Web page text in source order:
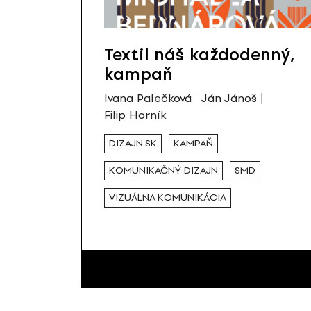
Textil náš každodenný,
kampaň
Ivana Palečková
Ján Jánoš
Filip Horník
DIZAJN.SK KAMPAŇ
KOMUNIKAČNÝ DIZAJN SMD
VIZUÁLNA KOMUNIKÁCIA